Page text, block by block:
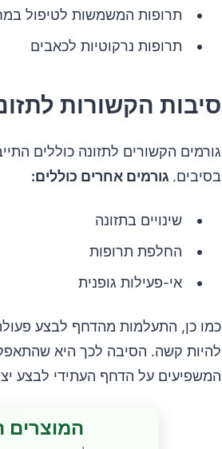
תרופות המשמשות לטיפול
תרופות נרקוטיות לכאבים
סיבות הקשורות
גורמים הקשורים לתזונה כוללים
בסיבים. גורמים אחרים כוללים:
שינויים בתזונה
החלפת תרופות
אי-פעילות גופנית
כמו כן, התעלמות מהדחף לבצע
להיות קשה. הסיבה לכך היא
המשפיעים על הדחף העתידי לבצע
המוצרים